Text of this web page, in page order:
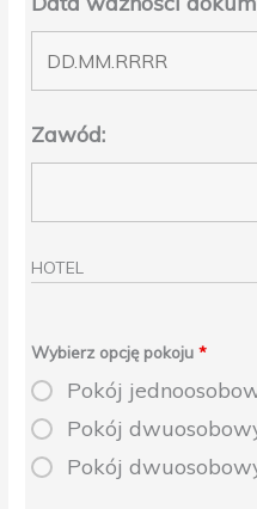
Zawód:
HOTEL
Wybierz opcję pokoju*
Pokój
Pokój
Pokój